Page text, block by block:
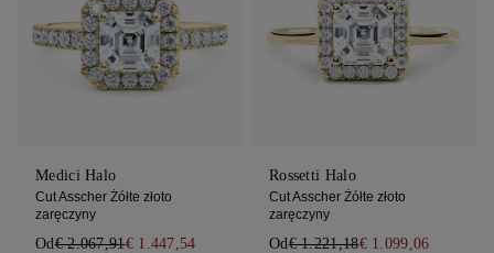
Medici Halo
Cut Asscher Żółte złoto
zaręczyny
Od€ 2.067,91€ 1.447,54
Rossetti Halo
Cut Asscher Żółte złoto
zaręczyny
Od€ 1.221,18€ 1.099,06